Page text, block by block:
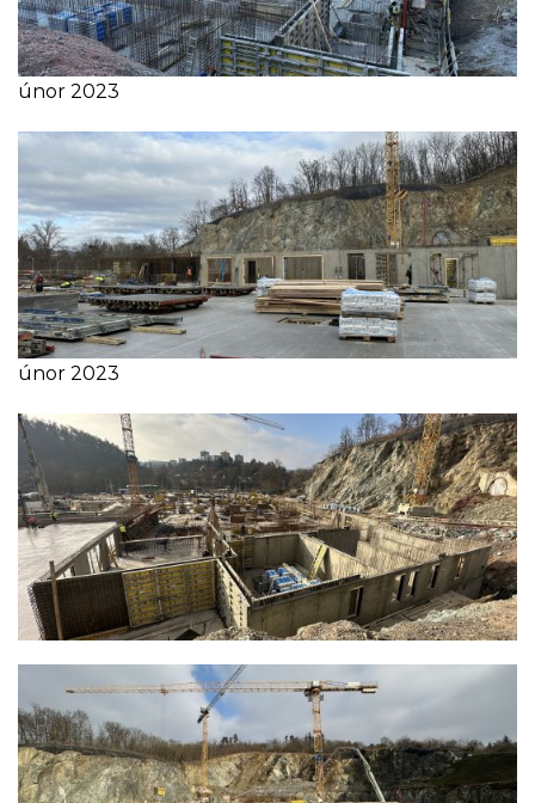
únor 2023
únor 2023